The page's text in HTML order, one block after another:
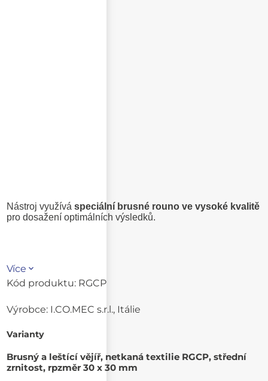
Nástroj využíváspeciální brusné rouno ve vysoké kvalitě
pro dosažení optimálních výsledků.
Více
Kód produktu: RGCP
Výrobce: I.CO.MEC s.r.l., Itálie
Varianty
Brusný a leštící vějíř, netkaná textilie RGCP, střední
zrnitost, rpzměr 30 x 30 mm